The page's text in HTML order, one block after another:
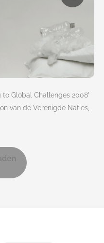
Global Challenges 2008'
van de Verenigde Naties,